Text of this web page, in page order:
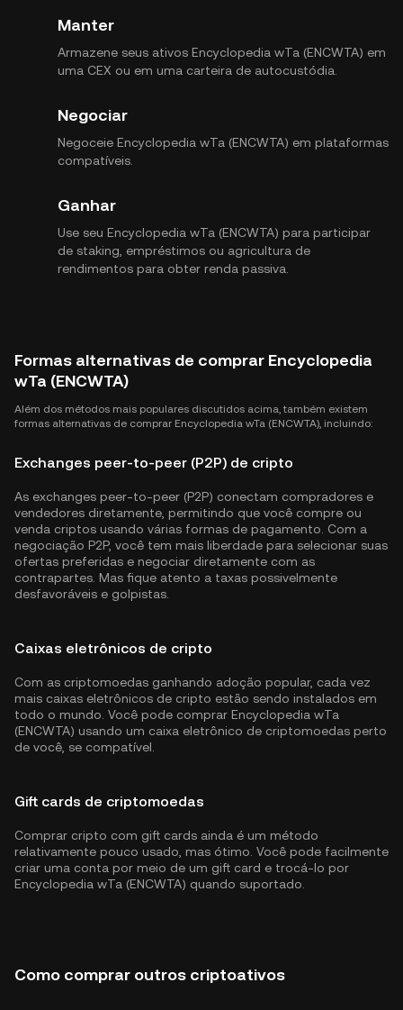
Manter
Armazene seus ativos Encyclopedia wTa (ENCWTA) em
uma CEX ou em uma carteira de autocustódia.
Negociar
Negoceie Encyclopedia wTa (ENCWTA) em plataformas
compatíveis.
Ganhar
Use seu Encyclopedia wTa (ENCWTA) para participar
de staking, empréstimos ou agricultura de
rendimentos para obter renda passiva.
Formas alternativas de comprar Encyclopedia
wTa (ENCWTA)
Além dos métodos mais populares discutidos acima, também existem
formas alternativas de comprar Encyclopedia wTa (ENCWTA), incluindo:
Exchanges peer-to-peer (P2P) de cripto
As exchanges peer-to-peer (P2P) conectam compradores e
vendedores diretamente, permitindo que você compre ou
venda criptos usando várias formas de pagamento. Com a
negociação P2P, você tem mais liberdade para selecionar suas
ofertas preferidas e negociar diretamente com as
contrapartes. Mas fique atento a taxas possivelmente
desfavoráveis e golpistas.
Caixas eletrônicos de cripto
Com as criptomoedas ganhando adoção popular, cada vez
mais caixas eletrônicos de cripto estão sendo instalados em
todo o mundo. Você pode comprar Encyclopedia wTa
(ENCWTA) usando um caixa eletrônico de criptomoedas perto
de você, se compatível.
Gift cards de criptomoedas
Comprar cripto com gift cards ainda é um método
relativamente pouco usado, mas ótimo. Você pode facilmente
criar uma conta por meio de um gift card e trocá-lo por
Encyclopedia wTa (ENCWTA) quando suportado.
Como comprar outros criptoativos